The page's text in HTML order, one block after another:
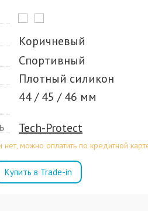
Коричневый
Спортивный
Плотный силикон
44 / 45 / 46 мм
Tech-Protect
нет, можно оплатить по кредитной
Купить в Trade-in